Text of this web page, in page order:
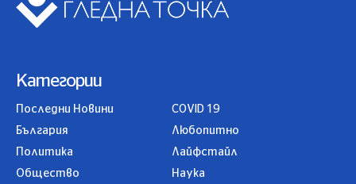
Категории
Последни Новини
България
Политика
Общество
COVID 19
Любопитно
Лайфстайл
Наука